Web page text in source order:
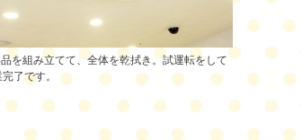
を組み立てて、全体を乾拭き。試運転をして
了です。